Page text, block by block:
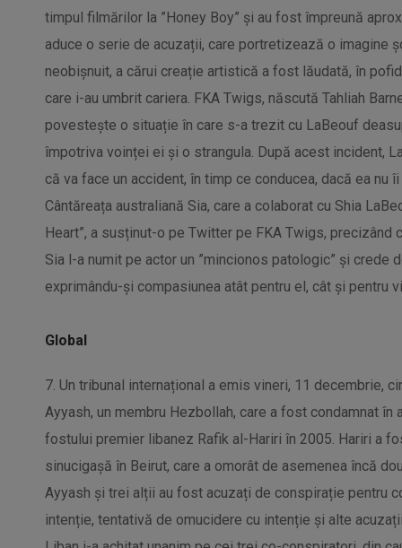
timpul filmărilor la ”Honey Boy” și au fost împreună
aduce o serie de acuzații, care portretizează o imagine
neobișnuit, a cărui creație artistică a fost lăudată, în
care i-au umbrit cariera. FKA Twigs, născută Tahliah
povestește o situație în care s-a trezit cu LaBeouf
împotriva voinței ei și o strangula. După acest incident,
că va face un accident, în timp ce conducea, dacă ea nu
Cântăreața australiană Sia, care a colaborat cu Shia
Heart”, a susținut-o pe Twitter pe FKA Twigs, precizând
Sia l-a numit pe actor un ”mincionos patologic” și crede
exprimându-și compasiunea atât pentru el, cât și pentru
Global
7. Un tribunal internațional a emis vineri, 11 decembrie,
Ayyash, un membru Hezbollah, care a fost condamnat în
fostului premier libanez Rafik al-Hariri în 2005. Hariri a
sinucigașă în Beirut, care a omorât de asemenea încă
Ayyash și trei alții au fost acuzați de conspirație pentru
intenție, tentativă de omucidere cu intenție și alte